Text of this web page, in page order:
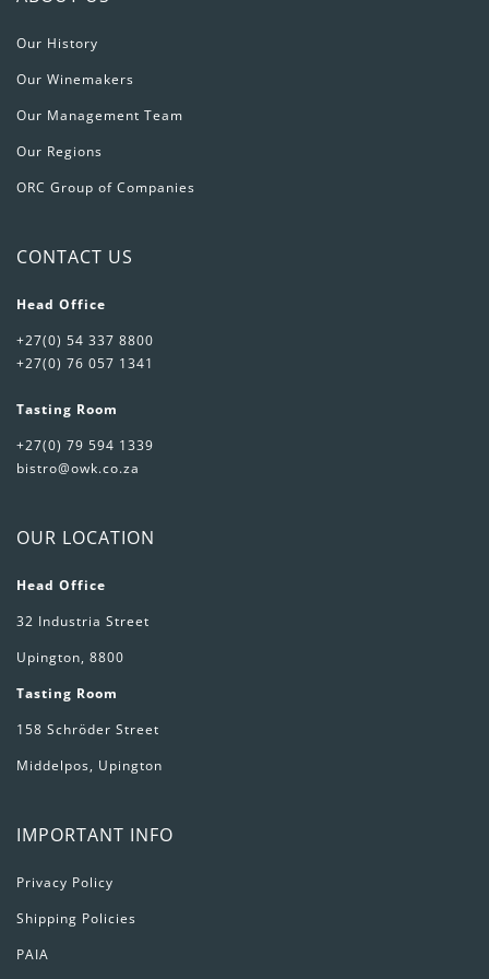
Our History
Our Winemakers
Our Management Team
Our Regions
ORC Group of Companies
CONTACT US
Head Office
+27(0) 54 337 8800
+27(0) 76 057 1341
Tasting Room
+27(0) 79 594 1339
bistro@owk.co.za
OUR LOCATION
Head Office
32 Industria Street
Upington, 8800
Tasting Room
158 Schröder Street
Middelpos, Upington
IMPORTANT INFO
Privacy Policy
Shipping Policies
PAIA